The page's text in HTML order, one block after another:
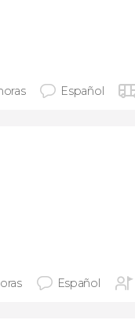
Español
Español